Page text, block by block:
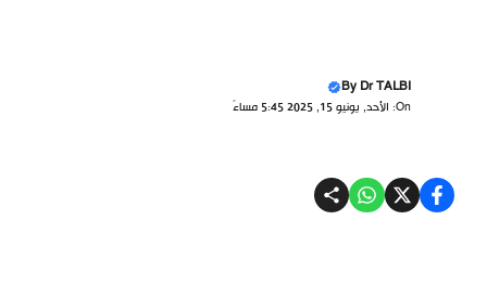
ByDr TALBI
On: الأحد, يونيو 15, 2025 5:45 مساءً